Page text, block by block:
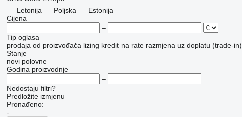
Letonija
Poljska
Estonija
Cijena
–
Tip oglasa
prodaja od proizvođača lizing kredit na rate razmjena uz doplatu (trade-in)
Stanje
novi polovne
Godina proizvodnje
–
Nedostaju filtri?
Predložite izmjenu
Pronađeno:
-